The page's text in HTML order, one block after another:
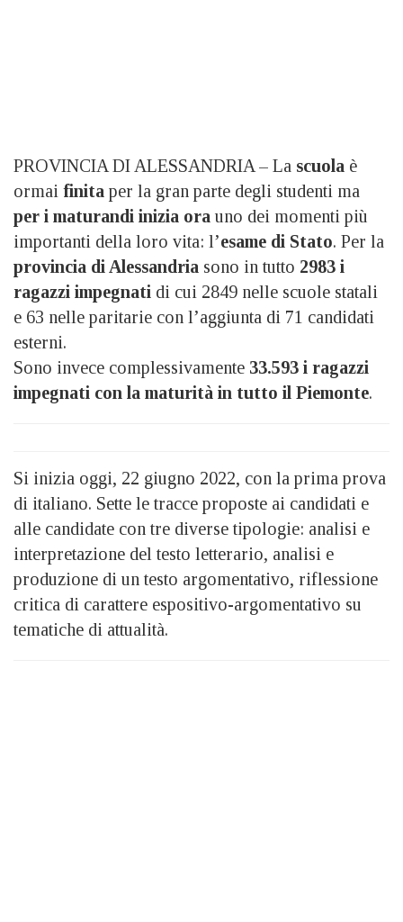
PROVINCIA DI ALESSANDRIA – La scuola è
ormai finita per la gran parte degli studenti ma
per i maturandi inizia ora uno dei momenti più
importanti della loro vita: l’esame di Stato. Per la
provincia di Alessandria sono in tutto 2983 i
ragazzi impegnati di cui 2849 nelle scuole statali
e 63 nelle paritarie con l’aggiunta di 71 candidati
esterni.
Sono invece complessivamente 33.593 i ragazzi
impegnati con la maturità in tutto il Piemonte.
Si inizia oggi, 22 giugno 2022, con la prima prova
di italiano. Sette le tracce proposte ai candidati e
alle candidate con tre diverse tipologie: analisi e
interpretazione del testo letterario, analisi e
produzione di un testo argomentativo, riflessione
critica di carattere espositivo-argomentativo su
tematiche di attualità.